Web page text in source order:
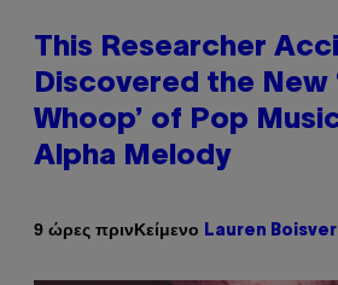
This Researcher
Discovered the New
Whoop’ of Pop
Alpha Melody
9 ώρες πρινΚείμενο Lauren